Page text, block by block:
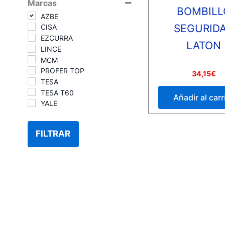
Marcas
AZBE
CISA
EZCURRA
LINCE
MCM
PROFER TOP
TESA
TESA T60
YALE
FILTRAR
LATON
0
34,15€
Añadir al